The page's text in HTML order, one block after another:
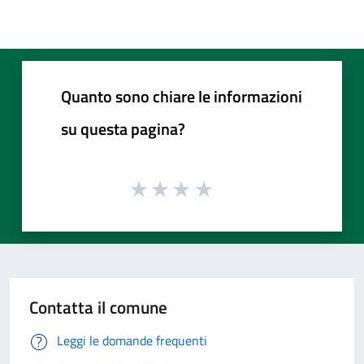
Quanto sono chiare le informazioni
su questa pagina?
Contatta il comune
Leggi le domande frequenti